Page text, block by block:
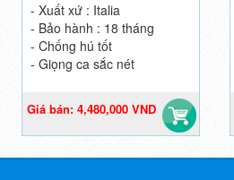
- Xuất xứ : Italia
- Bảo hành : 18 tháng
- Chống hú tốt
- Giọng ca sắc nét
Giá gốc: 6,400,000 VND
Giá bán: 4,480,000 VND